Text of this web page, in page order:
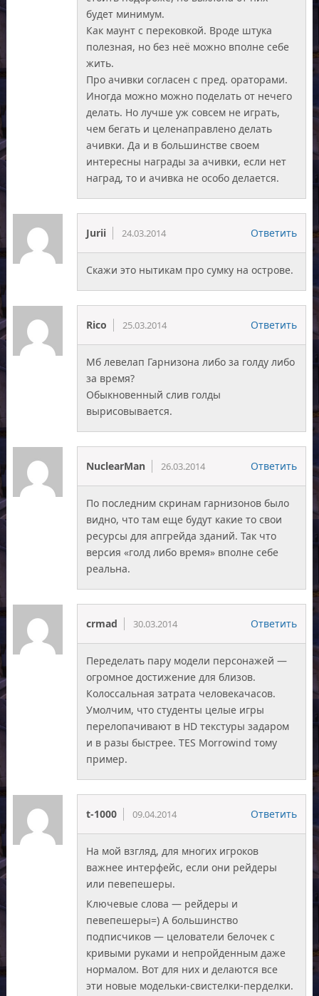
будет минимум.
Как маунт с перековкой. Вроде штука
полезная, но без неё можно вполне себе
жить.
Про ачивки согласен с пред. ораторами.
Иногда можно можно поделать от нечего
делать. Но лучше уж совсем не играть,
чем бегать и целенаправлено делать
ачивки. Да и в большинстве своем
интересны награды за ачивки, если нет
наград, то и ачивка не особо делается.
Jurii 24.03.2014 Ответить
Скажи это нытикам про сумку на острове.
Rico 25.03.2014 Ответить
Мб левелап Гарнизона либо за голду либо
за время?
Обыкновенный слив голды
вырисовывается.
NuclearMan 26.03.2014 Ответить
По последним скринам гарнизонов было
видно, что там еще будут какие то свои
ресурсы для апгрейда зданий. Так что
версия «голд либо время» вполне себе
реальна.
crmad 30.03.2014 Ответить
Переделать пару модели персонажей —
огромное достижение для близов.
Колоссальная затрата человекачасов.
Умолчим, что студенты целые игры
перелопачивают в HD текстуры задаром
и в разы быстрее. TES Morrowind тому
пример.
t-1000 09.04.2014 Ответить
На мой взгляд, для многих игроков
важнее интерфейс, если они рейдеры
или певепешеры.
Ключевые слова — рейдеры и
певепешеры=) А большинство
подписчиков — целователи белочек с
кривыми руками и непройденным даже
нормалом. Вот для них и делаются все
эти новые модельки-свистелки-перделки.